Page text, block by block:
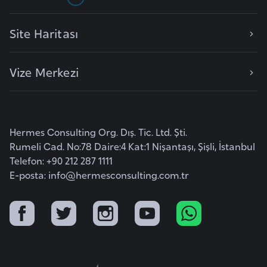
Site Haritası
Vize Merkezi
Hermes Consulting Org. Dış. Tic. Ltd. Şti.
Rumeli Cad. No:78 Daire:4 Kat:1 Nişantaşı, Şişli, İstanbul
Telefon: +90 212 287 1111
E-posta: info@hermesconsulting.com.tr
i
t
e
z
a
i
r